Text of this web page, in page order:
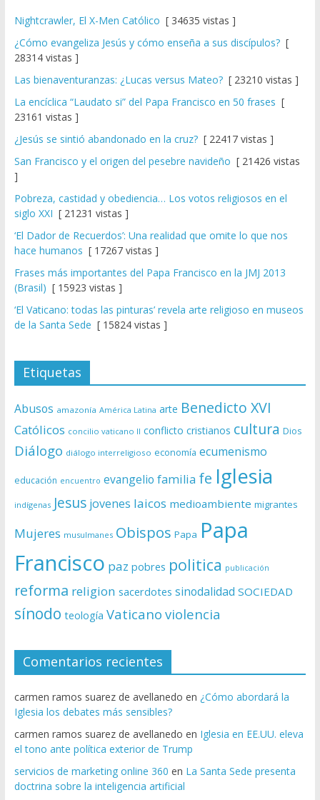
Nightcrawler, El X-Men Católico [ 34635 vistas ]
¿Cómo evangeliza Jesús y cómo enseña a sus discípulos?[
28314 vistas ]
Las bienaventuranzas: ¿Lucas versus Mateo?[ 23210 vistas ]
La encíclica “Laudato si” del Papa Francisco en 50 frases [
23161 vistas ]
¿Jesús se sintió abandonado en la cruz?[ 22417 vistas ]
San Francisco y el origen del pesebre navideño [ 21426 vistas
]
Pobreza, castidad y obediencia… Los votos religiosos en el
siglo XXI [ 21231 vistas ]
‘El Dador de Recuerdos’: Una realidad que omite lo que nos
hace humanos [ 17267 vistas ]
Frases más importantes del Papa Francisco en la JMJ 2013
(Brasil) [ 15923 vistas ]
‘El Vaticano: todas las pinturas’ revela arte religioso en museos
de la Santa Sede [ 15824 vistas ]
Etiquetas
Abusos amazonía América Latina arte Benedicto XVI
Católicos concilio vaticano II conflicto cristianos cultura Dios
Diálogo diálogo interreligioso economía ecumenismo
educación encuentro evangelio familia fe Iglesia
indígenas Jesus jovenes laicos medioambiente migrantes
Mujeres musulmanes Obispos Papa Papa
Francisco paz pobres politica publicación
reforma religion sacerdotes sinodalidad SOCIEDAD
sínodo teología Vaticano violencia
Comentarios recientes
carmen ramos suarez de avellanedo en ¿Cómo abordará la
Iglesia los debates más sensibles?
carmen ramos suarez de avellanedo en Iglesia en EE.UU. eleva
el tono ante política exterior de Trump
servicios de marketing online 360 en La Santa Sede presenta
doctrina sobre la inteligencia artificial